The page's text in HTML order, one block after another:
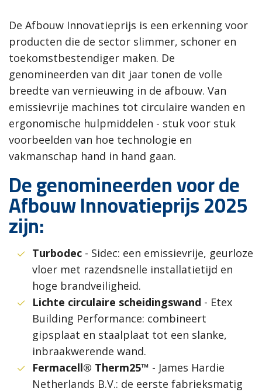
De Afbouw Innovatieprijs is een erkenning voor
producten die de sector slimmer, schoner en
toekomstbestendiger maken. De
genomineerden van dit jaar tonen de volle
breedte van vernieuwing in de afbouw. Van
emissievrije machines tot circulaire wanden en
ergonomische hulpmiddelen - stuk voor stuk
voorbeelden van hoe technologie en
vakmanschap hand in hand gaan.
De genomineerden voor de
Afbouw Innovatieprijs 2025
zijn:
Turbodec - Sidec: een emissievrije, geurloze
vloer met razendsnelle installatietijd en
hoge brandveiligheid.
Lichte circulaire scheidingswand - Etex
Building Performance: combineert
gipsplaat en staalplaat tot een slanke,
inbraakwerende wand.
Fermacell® Therm25™ - James Hardie
Netherlands B.V.: de eerste fabrieksmatig